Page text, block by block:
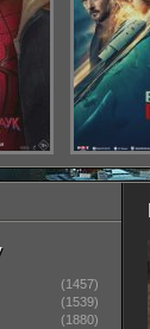
(1457)
(1539)
(1880)